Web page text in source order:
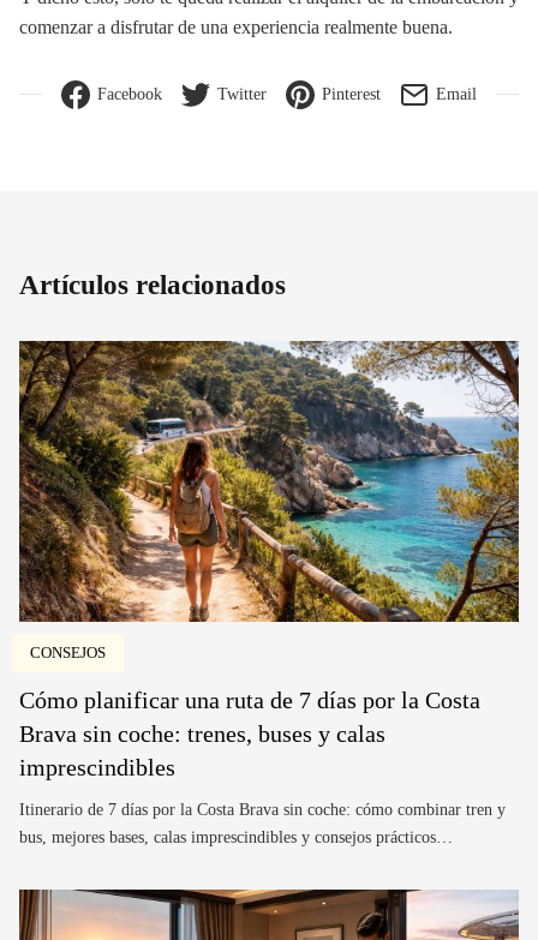
comenzar a disfrutar de una experiencia realmente buena.
Facebook Twitter Pinterest Email
Artículos relacionados
CONSEJOS
Cómo planificar una ruta de 7 días por la Costa
Brava sin coche: trenes, buses y calas
imprescindibles
Itinerario de 7 días por la Costa Brava sin coche: cómo combinar tren y
bus, mejores bases, calas imprescindibles y consejos prácticos…